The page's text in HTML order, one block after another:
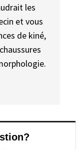
les
et vous
de kiné,